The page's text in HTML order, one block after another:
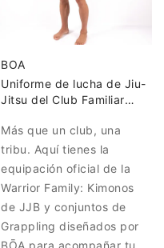
BOA
Uniforme de lucha de Jiu-
Jitsu del Club Familiar
Más que un club, una
tribu. Aquí tienes la
equipación oficial de la
Warrior Family: Kimonos
de JJB y conjuntos de
Grappling diseñados por
BŌA para acompañar tu